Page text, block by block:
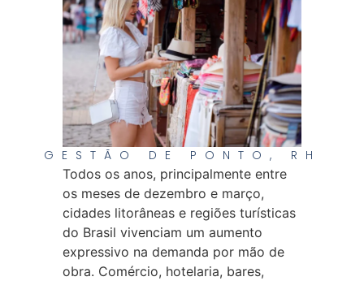
GESTÃO DE PONTO , RH
Todos os anos, principalmente entre
os meses de dezembro e março,
cidades litorâneas e regiões turísticas
do Brasil vivenciam um aumento
expressivo na demanda por mão de
obra. Comércio, hotelaria, bares,